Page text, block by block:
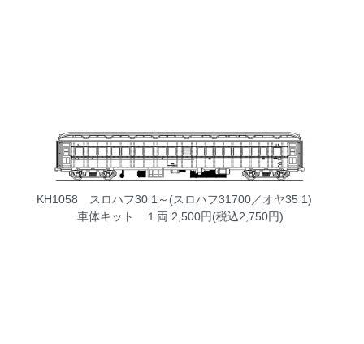
KH1058 スロハフ30 1～(スロハフ31700／オヤ35 1)
車体キット １両 2,500円(税込2,750円)